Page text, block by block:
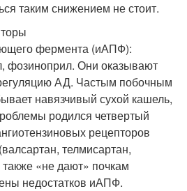
таким снижением не стоит.
фермента (иАПФ):
фозиноприл. Они оказывают
АД. Частым побочным
навязчивый сухой кашель,
родился четвертый
рецепторов
телмисартан,
«не дают» почкам
недостатков иАПФ.